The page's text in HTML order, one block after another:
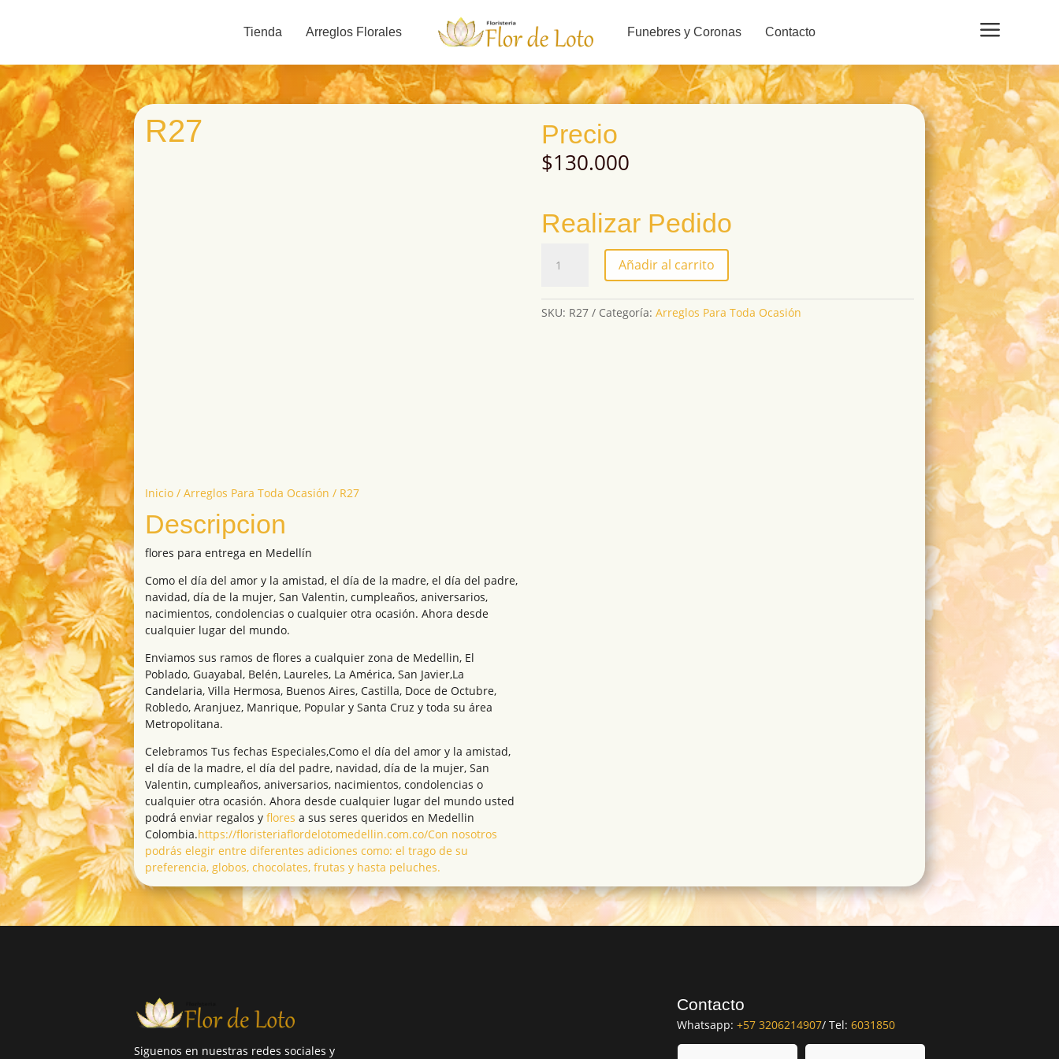
Tienda Arreglos Florales Funebres y Coronas Contacto a
R27
Inicio / Arreglos Para Toda Ocasión / R27
Descripcion
flores para entrega en Medellín
Como el día del amor y la amistad, el día de la madre, el día del padre,
navidad, día de la mujer, San Valentin, cumpleaños, aniversarios,
nacimientos, condolencias o cualquier otra ocasión. Ahora desde
cualquier lugar del mundo.
Enviamos sus ramos de flores a cualquier zona de Medellin, El
Poblado, Guayabal, Belén, Laureles, La América, San Javier,La
Candelaria, Villa Hermosa, Buenos Aires, Castilla, Doce de Octubre,
Robledo, Aranjuez, Manrique, Popular y Santa Cruz y toda su área
Metropolitana.
Celebramos Tus fechas Especiales,Como el día del amor y la amistad,
el día de la madre, el día del padre, navidad, día de la mujer, San
Valentin, cumpleaños, aniversarios, nacimientos, condolencias o
cualquier otra ocasión. Ahora desde cualquier lugar del mundo usted
podrá enviar regalos y flores a sus seres queridos en Medellin
Colombia.https://floristeriaflordelotomedellin.com.co/Con nosotros
podrás elegir entre diferentes adiciones como: el trago de su
preferencia, globos, chocolates, frutas y hasta peluches.
Precio
$130.000
Realizar Pedido
cantidad
Añadir al carrito
SKU: R27 Categoría: Arreglos Para Toda Ocasión
Siguenos en nuestras redes sociales y
Contacto
Whatsapp:+57 3206214907/ Tel:6031850